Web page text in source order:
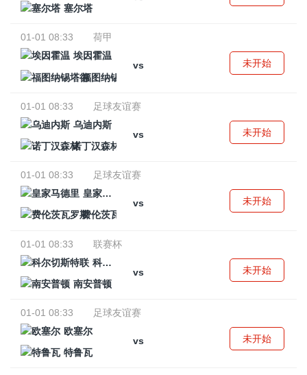
塞尔塔
01-01 08:33
荷甲
埃因霍温
vs
福图纳锡塔德
未开始
01-01 08:33
足球友谊赛
乌迪内斯
vs
诺丁汉森林
未开始
01-01 08:33
足球友谊赛
皇家马德里
vs
费伦茨瓦罗斯
未开始
01-01 08:33
联赛杯
科尔切斯特联
vs
南安普顿
未开始
01-01 08:33
足球友谊赛
欧塞尔
vs
特鲁瓦
未开始